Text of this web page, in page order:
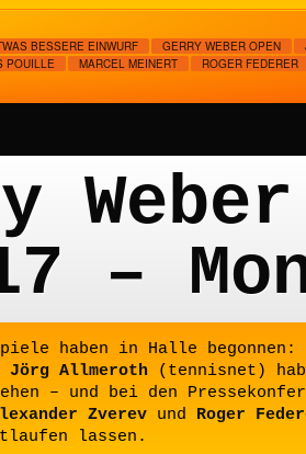
BESSERE EINWURF GERRY WEBER OPEN
POUILLE MARCEL MEINERT
ROGER FEDERER
–
haben in Halle begonnen:
Jörg Allmeroth (tennisnet)
– und bei den
Zverev und Roger
lassen.